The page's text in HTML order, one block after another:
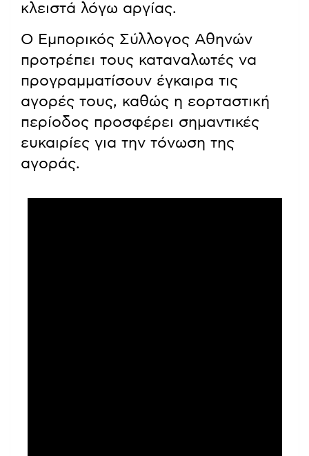
κλειστά λόγω αργίας.
Ο Εμπορικός Σύλλογος Αθηνών
προτρέπει τους καταναλωτές να
προγραμματίσουν έγκαιρα τις
αγορές τους, καθώς η εορταστική
περίοδος προσφέρει σημαντικές
ευκαιρίες για την τόνωση της
αγοράς.